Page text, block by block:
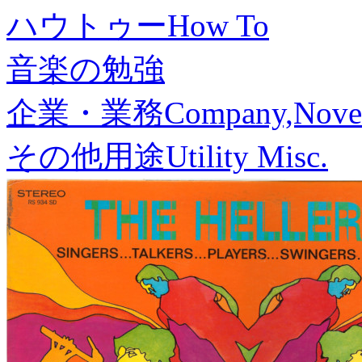
ハウトゥーHow To
音楽の勉強
企業・業務
その他用途Utility Misc.